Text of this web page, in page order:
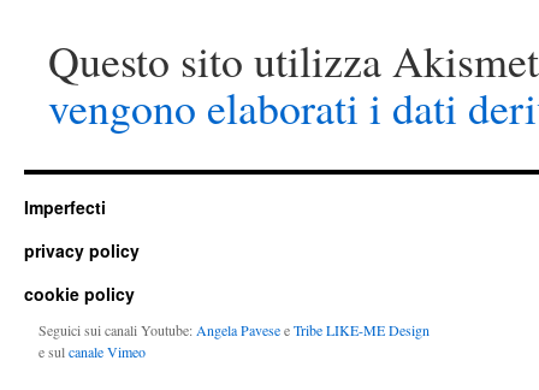
Questo sito utilizza
vengono elaborati i dati
Imperfecti
privacy policy
cookie policy
Seguici sui canali Youtube: Angela PaveseeTribe LIKE-ME Design
e sulcanale Vimeo